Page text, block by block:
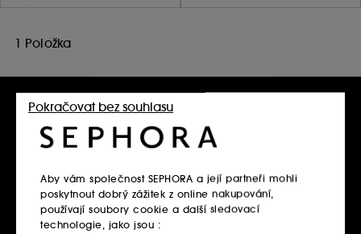
1 Položka
KIEHL'S SINCE 1851
Aby vám společnost SEPHORA a její partneři mohli
poskytnout dobrý zážitek z online nakupování,
používají soubory cookie a další sledovací
technologie, jako jsou :
Pokračovat bez souhlasu